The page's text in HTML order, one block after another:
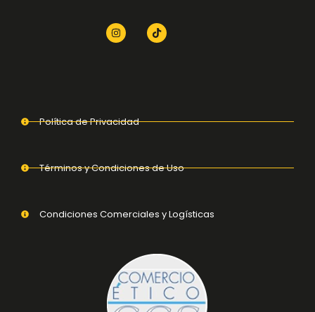
Política de Privacidad
Términos y Condiciones de Uso
Condiciones Comerciales y Logísticas